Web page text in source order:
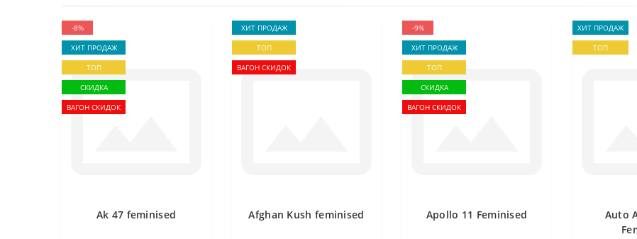
-8%
ХИТ ПРОДАЖ
ТОП
СКИДКА
ВАГОН СКИДОК
Ak 47 feminised
ХИТ ПРОДАЖ
ТОП
ВАГОН СКИДОК
Afghan Kush feminised
-9%
ХИТ ПРОДАЖ
ТОП
СКИДКА
ВАГОН СКИДОК
Apollo 11 Feminised
ХИТ ПРОДАЖ
ТОП
Auto